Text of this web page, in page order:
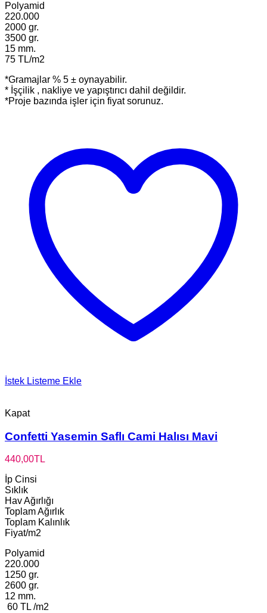
Polyamid
220.000
2000 gr.
3500 gr.
15 mm.
75 TL/m2
*Gramajlar % 5 ± oynayabilir.
* İşçilik , nakliye ve yapıştırıcı dahil değildir.
*Proje bazında işler için fiyat sorunuz.
İstek Listeme Ekle
Kapat
Confetti Yasemin Saflı Cami Halısı Mavi
440,00TL
İp Cinsi
Sıklık
Hav Ağırlığı
Toplam Ağırlık
Toplam Kalınlık
Fiyat/m2
Polyamid
220.000
1250 gr.
2600 gr.
12 mm.
60 TL /m2